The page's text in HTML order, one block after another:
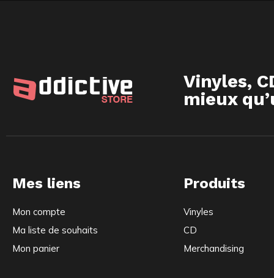
Vinyles,
mieux
Mes liens
Mon compte
Ma liste de souhaits
Mon panier
Produits
Vinyles
CD
Merchandising